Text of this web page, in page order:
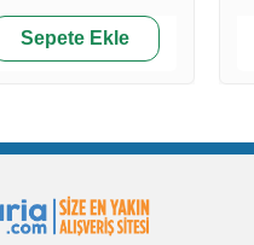
Sepete Ekle